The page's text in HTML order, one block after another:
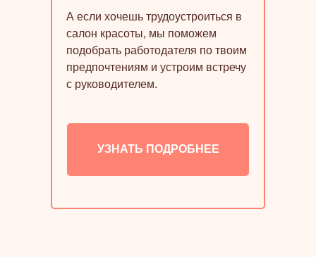
А если хочешь трудоустроиться в
салон красоты, мы поможем
подобрать работодателя по твоим
предпочтениям и устроим встречу
с руководителем.
УЗНАТЬ ПОДРОБНЕЕ